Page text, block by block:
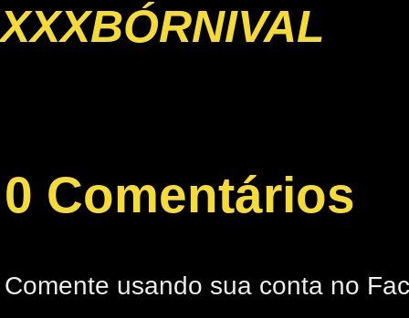
XXXBÓRNIVAL
0 Comentários
Comente usando sua conta no